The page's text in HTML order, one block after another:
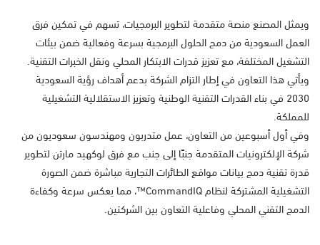
ويمثل المصنع منصة متقدمة لتطوير البرمجيات، تسهم في تمكين فرق
العمل السعودية من دمج الحلول البرمجية بسرعة وفعالية ضمن بيئات
التشغيل المختلفة، مع تعزيز قدرات الابتكار المحلي ونقل الخبرات التقنية.
ويأتي هذا التعاون في إطار التزام الشركة بدعم أهداف رؤية السعودية
2030 في بناء القدرات التقنية الوطنية وتعزيز الاستقلالية التشغيلية
للمملكة.
وفي أول أسبوعين من التعاون، عمل متدربون ومهندسون سعوديون من
شركة الإلكترونيات المتقدمة جنبًا إلى جنب مع فرق لوكهيد مارتن لتطوير
قدرة تقنية دمج بيانات مواقع الطائرات التجارية مباشرة ضمن الصورة
التشغيلية المشتركة لنظام CommandIQ™، مما يعكس سرعة وكفاءة
الدمج التقني المحلي وفاعلية التعاون بين الشركتين.